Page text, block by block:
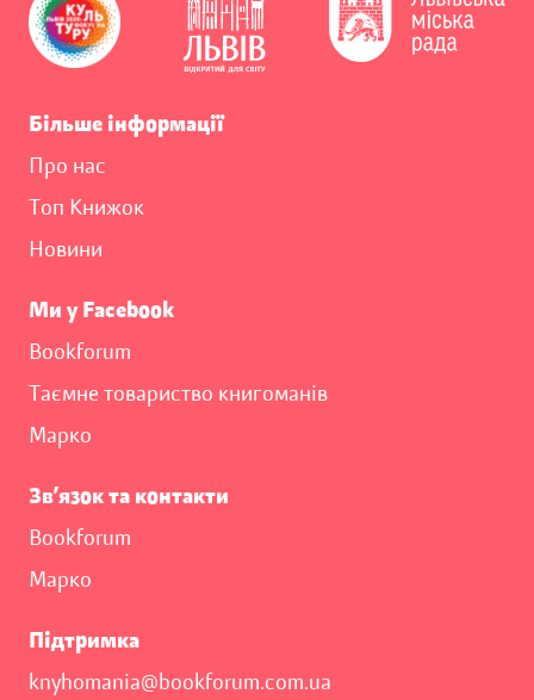
Більше інформації
Про нас
Топ Книжок
Новини
Ми у Facebook
Bookforum
Таємне товариство книгоманів
Марко
Зв’язок та контакти
Bookforum
Марко
Підтримка
knyhomania@bookforum.com.ua